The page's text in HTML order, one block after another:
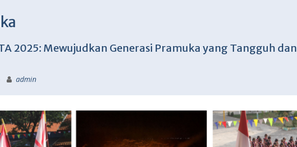
2025: Mewujudkan Generasi Pramuka yang Tangguh dan
admin